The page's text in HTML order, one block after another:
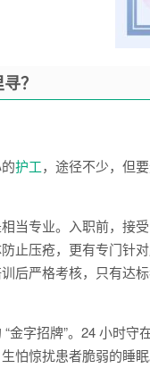
？
护工，途径不少，但
当专业。入职前，接
止压疮，更有专门针
后严格考核，只有达
金字招牌”。24 小时
怕惊扰患者脆弱的睡眠